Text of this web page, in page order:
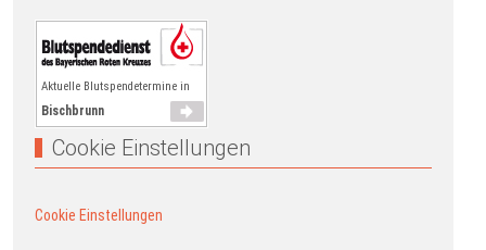
Aktuelle Blutspendetermine in
Bischbrunn
Cookie Einstellungen
Cookie Einstellungen